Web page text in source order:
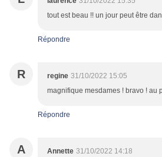
tout est beau !! un jour peut être
Répondre
R regine 31/10/2022 15:05
magnifique mesdames ! bravo ! au
Répondre
A Annette 31/10/2022 14:18